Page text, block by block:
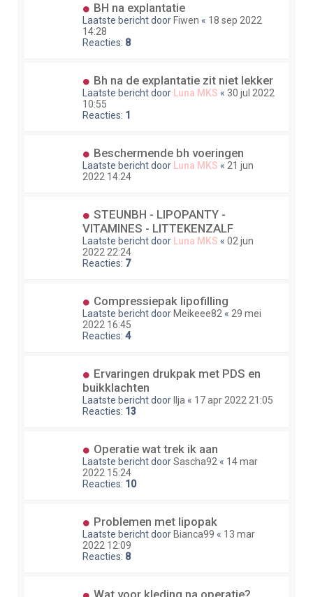
BH na explantatie
Laatste bericht door Fiwen « 18 sep 2022
14:28
Reacties: 8
Bh na de explantatie zit niet lekker
Laatste bericht door Luna MKS « 30 jul 2022
10:55
Reacties: 1
Beschermende bh voeringen
Laatste bericht door Luna MKS « 21 jun
2022 14:24
STEUNBH - LIPOPANTY -
VITAMINES - LITTEKENZALF
Laatste bericht door Luna MKS « 02 jun
2022 22:24
Reacties: 7
Compressiepak lipofilling
Laatste bericht door Meikeee82 « 29 mei
2022 16:45
Reacties: 4
Ervaringen drukpak met PDS en
buikklachten
Laatste bericht door Ilja « 17 apr 2022 21:05
Reacties: 13
Operatie wat trek ik aan
Laatste bericht doorSascha92 « 14 mar
2022 15:24
Reacties: 10
Problemen met lipopak
Laatste bericht door Bianca99 « 13 mar
2022 12:09
Reacties: 8